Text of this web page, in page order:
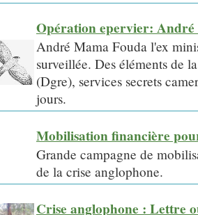
Opération epervier:
André Mama Fouda l'ex
surveillée. Des éléments de
(Dgre), services secrets
jours.
Mobilisation financière
Grande campagne de
de la crise anglophone.
Crise anglophone : Lettre